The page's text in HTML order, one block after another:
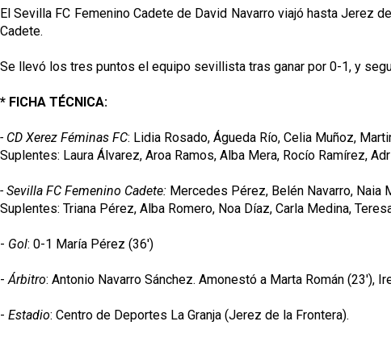
El Sevilla FC Femenino Cadete de David Navarro viajó hasta Jerez
Cadete.
Se llevó los tres puntos el equipo sevillista tras ganar por 0-1, y
* FICHA TÉCNICA:
- CD Xerez Féminas FC: Lidia Rosado, Águeda Río, Celia Muñoz,
Suplentes: Laura Álvarez, Aroa Ramos, Alba Mera, Rocío Ramírez,
- Sevilla FC Femenino Cadete: Mercedes Pérez, Belén Navarro, Naia
Suplentes: Triana Pérez, Alba Romero, Noa Díaz, Carla Medina,
- Gol: 0-1 María Pérez (36')
-Árbitro: Antonio Navarro Sánchez. Amonestó a Marta Román (23'),
- Estadio: Centro de Deportes La Granja (Jerez de la Frontera).